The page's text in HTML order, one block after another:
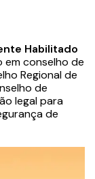
Habilitado
conselho de
Regional de
de
legal para
de